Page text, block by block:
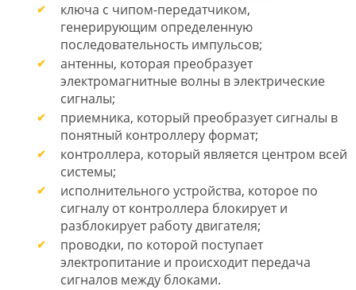
ключа с чипом-передатчиком,
генерирующим определенную
последовательность импульсов;
антенны, которая преобразует
электромагнитные волны в электрические
сигналы;
приемника, который преобразует сигналы в
понятный контроллеру формат;
контроллера, который является центром всей
системы;
исполнительного устройства, которое по
сигналу от контроллера блокирует и
разблокирует работу двигателя;
проводки, по которой поступает
электропитание и происходит передача
сигналов между блоками.